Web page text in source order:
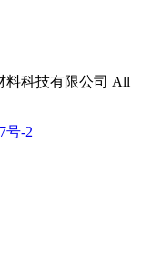
料科技有限公司 All
号-2